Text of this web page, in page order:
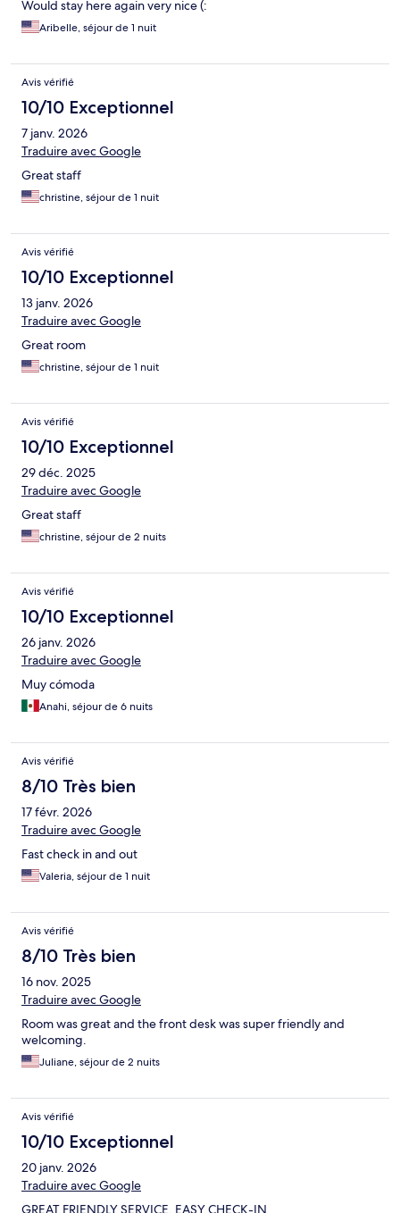
Would stay here again very nice (:
Aribelle, séjour de 1 nuit
Avis vérifié
10/10 Exceptionnel
7 janv. 2026
Traduire avec Google
Great staff
christine, séjour de 1 nuit
Avis vérifié
10/10 Exceptionnel
13 janv. 2026
Traduire avec Google
Great room
christine, séjour de 1 nuit
Avis vérifié
10/10 Exceptionnel
29 déc. 2025
Traduire avec Google
Great staff
christine, séjour de 2 nuits
Avis vérifié
10/10 Exceptionnel
26 janv. 2026
Traduire avec Google
Muy cómoda
Anahi, séjour de 6 nuits
Avis vérifié
8/10 Très bien
17 févr. 2026
Traduire avec Google
Fast check in and out
Valeria, séjour de 1 nuit
Avis vérifié
8/10 Très bien
16 nov. 2025
Traduire avec Google
Room was great and the front desk was super friendly and
welcoming.
Juliane, séjour de 2 nuits
Avis vérifié
10/10 Exceptionnel
20 janv. 2026
Traduire avec Google
GREAT FRIENDLY SERVICE. EASY CHECK-IN